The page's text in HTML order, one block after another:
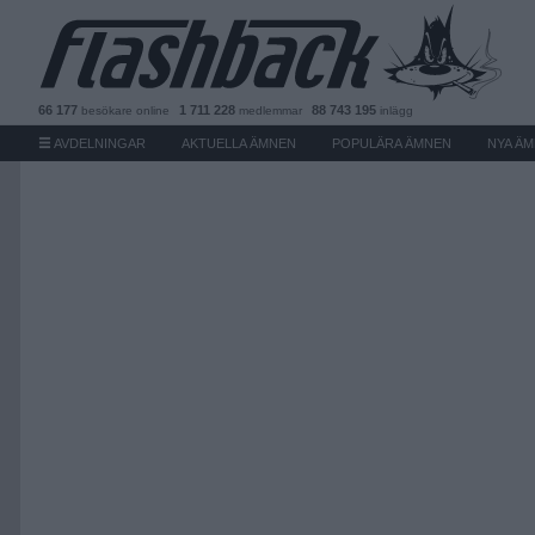
66 177 besökare online 1 711 228 medlemmar 88 743 195 inlägg
AVDELNINGAR AKTUELLA ÄMNEN POPULÄRA ÄMNEN NYA